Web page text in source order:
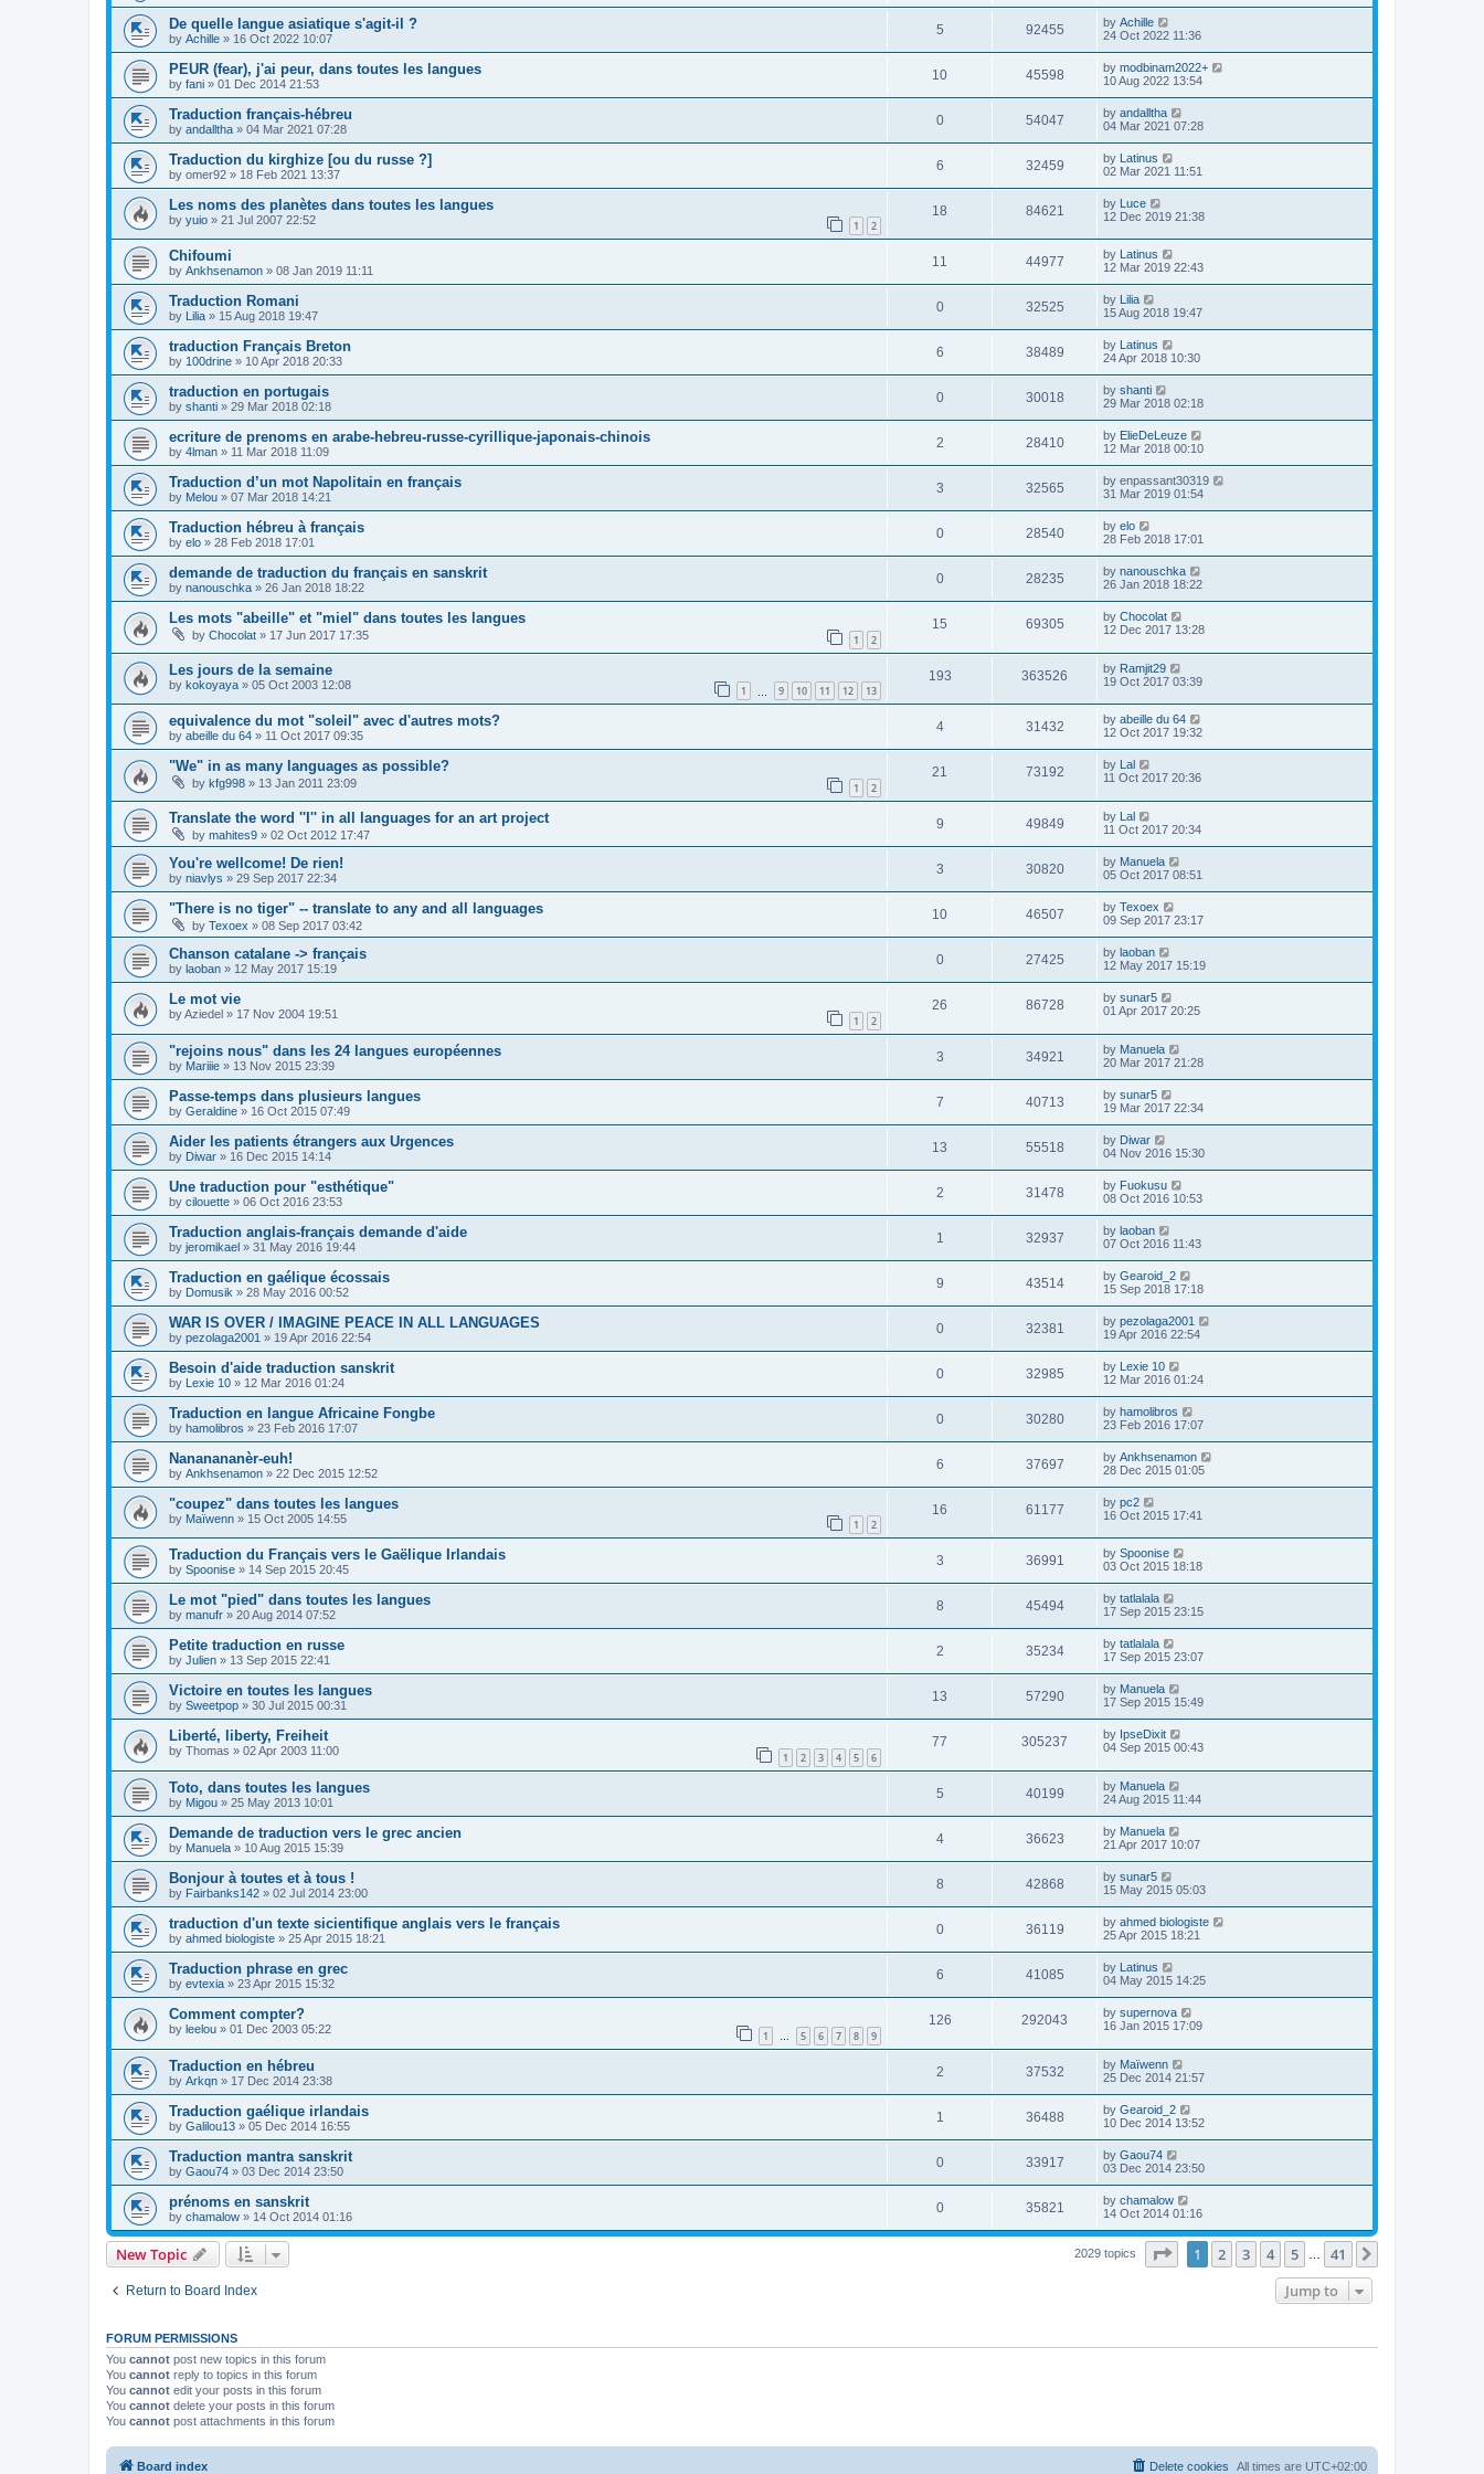
De quelle langue asiatique s'agit-il ?
by Achille » 16 Oct 2022 10:07
5 92455 by Achille
24 Oct 2022 11:36
PEUR (fear), j'ai peur, dans toutes les langues
by fani » 01 Dec 2014 21:53
10 45598 by modbinam2022+
10 Aug 2022 13:54
Traduction français-hébreu
by andalltha » 04 Mar 2021 07:28
0 54047 by andalltha
04 Mar 2021 07:28
Traduction du kirghize [ou du russe ?]
by omer92 » 18 Feb 2021 13:37
6 32459 by Latinus
02 Mar 2021 11:51
Les noms des planètes dans toutes les langues
by yuio » 21 Jul 2007 22:52 1 2
18 84621 by Luce
12 Dec 2019 21:38
Chifoumi
by Ankhsenamon » 08 Jan 2019 11:11
11 44977 by Latinus
12 Mar 2019 22:43
Traduction Romani
by Lilia » 15 Aug 2018 19:47
0 32525 by Lilia
15 Aug 2018 19:47
traduction Français Breton
by 100drine » 10 Apr 2018 20:33
6 38489 by Latinus
24 Apr 2018 10:30
traduction en portugais
by shanti » 29 Mar 2018 02:18
0 30018 by shanti
29 Mar 2018 02:18
ecriture de prenoms en arabe-hebreu-russe-cyrillique-japonais-chinois
by 4lman » 11 Mar 2018 11:09
2 28410 by ElieDeLeuze
12 Mar 2018 00:10
Traduction d’un mot Napolitain en français
by Melou » 07 Mar 2018 14:21
3 32565 by enpassant30319
31 Mar 2019 01:54
Traduction hébreu à français
by elo » 28 Feb 2018 17:01
0 28540 by elo
28 Feb 2018 17:01
demande de traduction du français en sanskrit
by nanouschka » 26 Jan 2018 18:22
0 28235 by nanouschka
26 Jan 2018 18:22
Les mots "abeille" et "miel" dans toutes les langues
by Chocolat » 17 Jun 2017 17:35 1 2
15 69305 by Chocolat
12 Dec 2017 13:28
Les jours de la semaine
by kokoyaya » 05 Oct 2003 12:08 1 9 10 11 12 13
193 363526 by Ramjit29
19 Oct 2017 03:39
equivalence du mot "soleil" avec d'autres mots?
by abeille du 64 » 11 Oct 2017 09:35
4 31432 by abeille du 64
12 Oct 2017 19:32
"We" in as many languages as possible?
by kfg998 » 13 Jan 2011 23:09 1 2
21 73192 by Lal
11 Oct 2017 20:36
Translate the word ''I'' in all languages for an art project
by mahites9 » 02 Oct 2012 17:47
9 49849 by Lal
11 Oct 2017 20:34
You're wellcome! De rien!
by niavlys » 29 Sep 2017 22:34
3 30820 by Manuela
05 Oct 2017 08:51
"There is no tiger" -- translate to any and all languages
by Texoex » 08 Sep 2017 03:42
10 46507 by Texoex
09 Sep 2017 23:17
Chanson catalane -> français
by laoban » 12 May 2017 15:19
0 27425 by laoban
12 May 2017 15:19
Le mot vie
byAziedel » 17 Nov 2004 19:51 1 2
26 86728 by sunar5
01 Apr 2017 20:25
"rejoins nous" dans les 24 langues européennes
by Mariiie » 13 Nov 2015 23:39
3 34921 by Manuela
20 Mar 2017 21:28
Passe-temps dans plusieurs langues
by Geraldine » 16 Oct 2015 07:49
7 40713 by sunar5
19 Mar 2017 22:34
Aider les patients étrangers aux Urgences
by Diwar » 16 Dec 2015 14:14
13 55518 by Diwar
04 Nov 2016 15:30
Une traduction pour "esthétique"
by cilouette » 06 Oct 2016 23:53
2 31478 by Fuokusu
08 Oct 2016 10:53
Traduction anglais-français demande d'aide
by jeromikael » 31 May 2016 19:44
1 32937 by laoban
07 Oct 2016 11:43
Traduction en gaélique écossais
by Domusik » 28 May 2016 00:52
9 43514 by Gearoid_2
15 Sep 2018 17:18
WAR IS OVER / IMAGINE PEACE IN ALL LANGUAGES
by pezolaga2001 » 19 Apr 2016 22:54
0 32381 by pezolaga2001
19 Apr 2016 22:54
Besoin d'aide traduction sanskrit
by Lexie 10 » 12 Mar 2016 01:24
0 32985 by Lexie 10
12 Mar 2016 01:24
Traduction en langue Africaine Fongbe
by hamolibros » 23 Feb 2016 17:07
0 30280 by hamolibros
23 Feb 2016 17:07
Nananananèr-euh!
by Ankhsenamon » 22 Dec 2015 12:52
6 37697 by Ankhsenamon
28 Dec 2015 01:05
"coupez" dans toutes les langues
by Maïwenn » 15 Oct 2005 14:55 1 2
16 61177 by pc2
16 Oct 2015 17:41
Traduction du Français vers le Gaëlique Irlandais
by Spoonise » 14 Sep 2015 20:45
3 36991 by Spoonise
03 Oct 2015 18:18
Le mot "pied" dans toutes les langues
by manufr » 20 Aug 2014 07:52
8 45494 by tatlalala
17 Sep 2015 23:15
Petite traduction en russe
by Julien » 13 Sep 2015 22:41
2 35234 by tatlalala
17 Sep 2015 23:07
Victoire en toutes les langues
by Sweetpop » 30 Jul 2015 00:31
13 57290 by Manuela
17 Sep 2015 15:49
Liberté, liberty, Freiheit
by Thomas » 02 Apr 2003 11:00 1 2 3 4 5 6
77 305237 by IpseDixit
04 Sep 2015 00:43
Toto, dans toutes les langues
by Migou » 25 May 2013 10:01
5 40199 by Manuela
24 Aug 2015 11:44
Demande de traduction vers le grec ancien
by Manuela » 10 Aug 2015 15:39
4 36623 by Manuela
21 Apr 2017 10:07
Bonjour à toutes et à tous !
by Fairbanks142 » 02 Jul 2014 23:00
8 42868 by sunar5
15 May 2015 05:03
traduction d'un texte sicientifique anglais vers le français
by ahmed biologiste » 25 Apr 2015 18:21
0 36119 by ahmed biologiste
25 Apr 2015 18:21
Traduction phrase en grec
by evtexia » 23 Apr 2015 15:32
6 41085 by Latinus
04 May 2015 14:25
Comment compter?
by leelou » 01 Dec 2003 05:22 1 … 5 6 7 8 9
126 292043 by supernova
16 Jan 2015 17:09
Traduction en hébreu
by Arkqn » 17 Dec 2014 23:38
2 37532 by Maïwenn
25 Dec 2014 21:57
Traduction gaélique irlandais
by Galilou13 » 05 Dec 2014 16:55
1 36488 by Gearoid_2
10 Dec 2014 13:52
Traduction mantra sanskrit
by Gaou74 » 03 Dec 2014 23:50
0 33917 by Gaou74
03 Dec 2014 23:50
prénoms en sanskrit
by chamalow » 14 Oct 2014 01:16
0 35821 by chamalow
14 Oct 2014 01:16
New Topic 2029 topics Page of 41
1 2 3 4 5 41
Return to Board Index Jump to
FORUM PERMISSIONS
You cannot post new topics in this forum
You cannot reply to topics in this forum
You cannot edit your posts in this forum
You cannot delete your posts in this forum
You cannot post attachments in this forum
Board index All times are UTC+02:00
Delete cookies